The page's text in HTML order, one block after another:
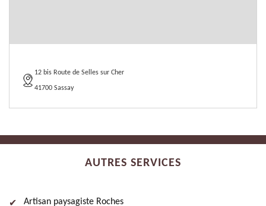
12 bis Route de Selles sur Cher
41700 Sassay
AUTRES SERVICES
Artisan paysagiste Roches